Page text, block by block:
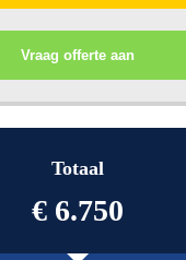
Vraag offerte aan
Totaal
€ 6.750